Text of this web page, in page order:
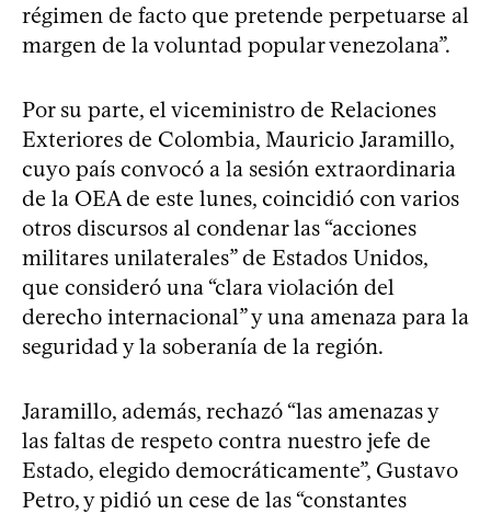
régimen de facto que pretende perpetuarse al
margen de la voluntad popular venezolana”.
Por su parte, el viceministro de Relaciones
Exteriores de Colombia, Mauricio Jaramillo,
cuyo país convocó a la sesión extraordinaria
de la OEA de este lunes, coincidió con varios
otros discursos al condenar las “acciones
militares unilaterales” de Estados Unidos,
que consideró una “clara violación del
derecho internacional” y una amenaza para la
seguridad y la soberanía de la región.
Jaramillo, además, rechazó “las amenazas y
las faltas de respeto contra nuestro jefe de
Estado, elegido democráticamente”, Gustavo
Petro, y pidió un cese de las “constantes